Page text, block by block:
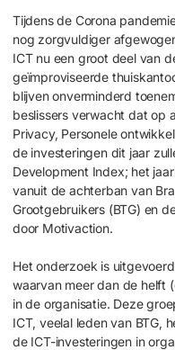
Tijdens de Corona
nog zorgvuldiger
ICT nu een groot deel van
geïmproviseerde
blijven onverminderd
beslissers verwacht dat op
Privacy, Personele
de investeringen dit jaar
Development Index; het
vanuit de achterban van
Grootgebruikers (BTG) en
door Motivaction.
Het onderzoek is
waarvan meer dan de helft
in de organisatie. Deze
ICT, veelal leden van BTG,
de ICT-investeringen in